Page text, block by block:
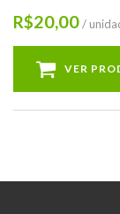
R$20,00/
VER